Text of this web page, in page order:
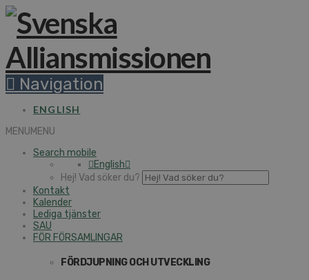
Navigation
ENGLISH
MENUMENU
Search mobile
English
Hej! Vad söker du?
Kontakt
Kalender
Lediga tjänster
SAU
FÖR FÖRSAMLINGAR
FÖRDJUPNING OCH UTVECKLING